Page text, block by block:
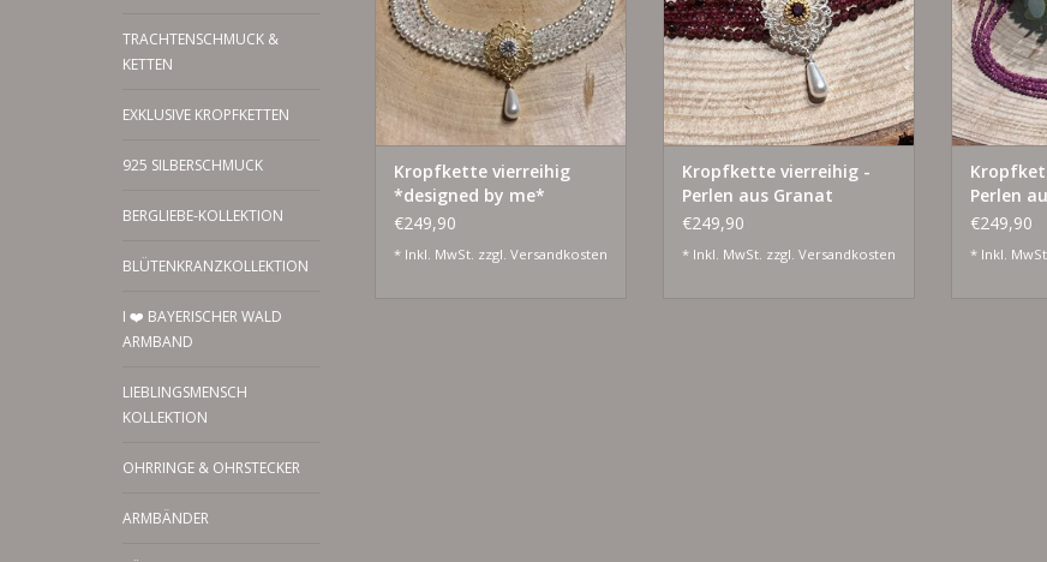
TRACHTENSCHMUCK &
KETTEN
EXKLUSIVE KROPFKETTEN
925 SILBERSCHMUCK
BERGLIEBE-KOLLEKTION
BLÜTENKRANZKOLLEKTION
I ❤️ BAYERISCHER WALD
ARMBAND
LIEBLINGSMENSCH
KOLLEKTION
OHRRINGE & OHRSTECKER
ARMBÄNDER
zeitlose Klasse.
ZUM WARENKORB HINZUFÜGEN
Kropfkette vierreihig
*designed by me*
€249,90
* Inkl. MwSt. zzgl. Versandkosten
Kropfkette vierreihig -
Perlen aus Granat
€249,90
* Inkl. MwSt. zzgl. Versandkosten
Perlen
€249,90
* Inkl.